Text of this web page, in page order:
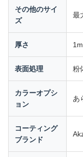
その他のサイ
ズ
最
厚さ
表面処理 粉
カラーオプシ
ョン
あ
コーティング
ブランド